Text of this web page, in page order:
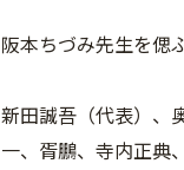
阪本ちづみ先生を
新田誠吾（代表）、
一、胥鵬、寺内正典